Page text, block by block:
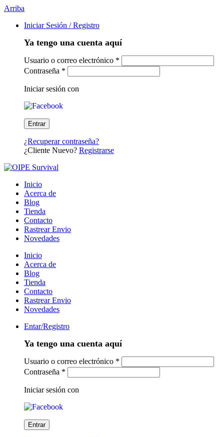
Arriba
Iniciar Sesión / Registro
Ya tengo una cuenta aquí
Usuario o correo electrónico *
Contraseña *
Iniciar sesión con
¿Recuperar contraseña?
¿Cliente Nuevo? Registrarse
Inicio
Acerca de
Blog
Tienda
Contacto
Rastrear Envio
Novedades
Inicio
Acerca de
Blog
Tienda
Contacto
Rastrear Envio
Novedades
Entar/Registro
Ya tengo una cuenta aquí
Usuario o correo electrónico *
Contraseña *
Iniciar sesión con